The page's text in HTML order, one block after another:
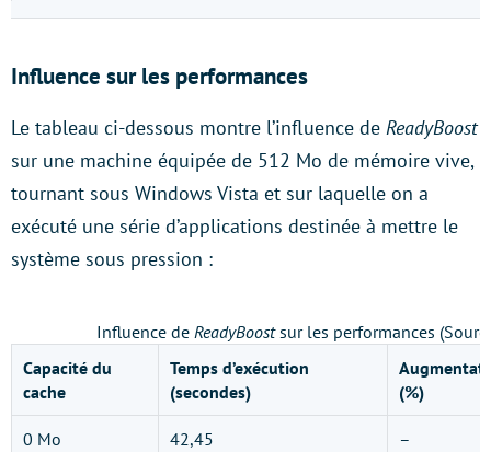
Influence sur les performances
Le tableau ci-dessous montre l’influence de ReadyBoost
sur une machine équipée de 512 Mo de mémoire vive,
tournant sous Windows Vista et sur laquelle on a
exécuté une série d’applications destinée à mettre le
système sous pression :
Influence de ReadyBoostsur les performances
Capacité du
cache
Temps d’exécution
(secondes)
(%)
0 Mo 42,45 –